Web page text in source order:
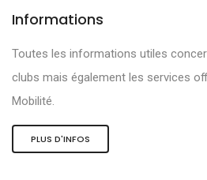
Informations
Toutes les informations utiles
clubs mais également les services
Mobilité.
PLUS D'INFOS